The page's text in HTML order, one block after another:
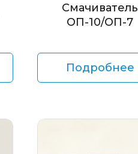
Смачиватель
ОП-10/ОП-7
Подробнее